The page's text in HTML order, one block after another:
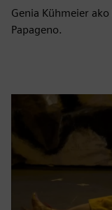
Genia Kühmeier
Papageno.